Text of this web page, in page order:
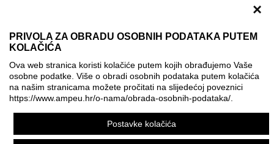
×
PRIVOLA ZA OBRADU OSOBNIH PODATAKA PUTEM
KOLAČIĆA
Ova web stranica koristi kolačiće putem kojih obrađujemo Vaše
osobne podatke. Više o obradi osobnih podataka putem kolačića
na našim stranicama možete pročitati na slijedećoj poveznici
https://www.ampeu.hr/o-nama/obrada-osobnih-podataka/
Postavke kolačića
Izjava o pristupačnosti
Politika korištenja kolačića
Postavke kolačića
Ova mrežna stranica je ostvarena uz financijsku potporu